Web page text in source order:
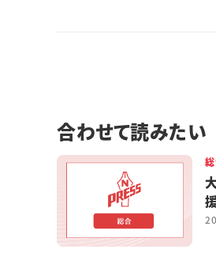
合わせて読みたい